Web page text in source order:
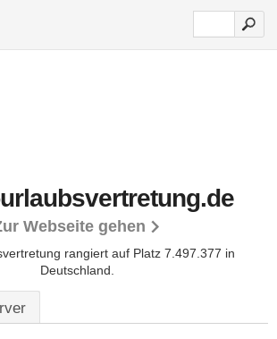
Webseite gehen
rangiert auf Platz 7.497.377 in
Deutschland.